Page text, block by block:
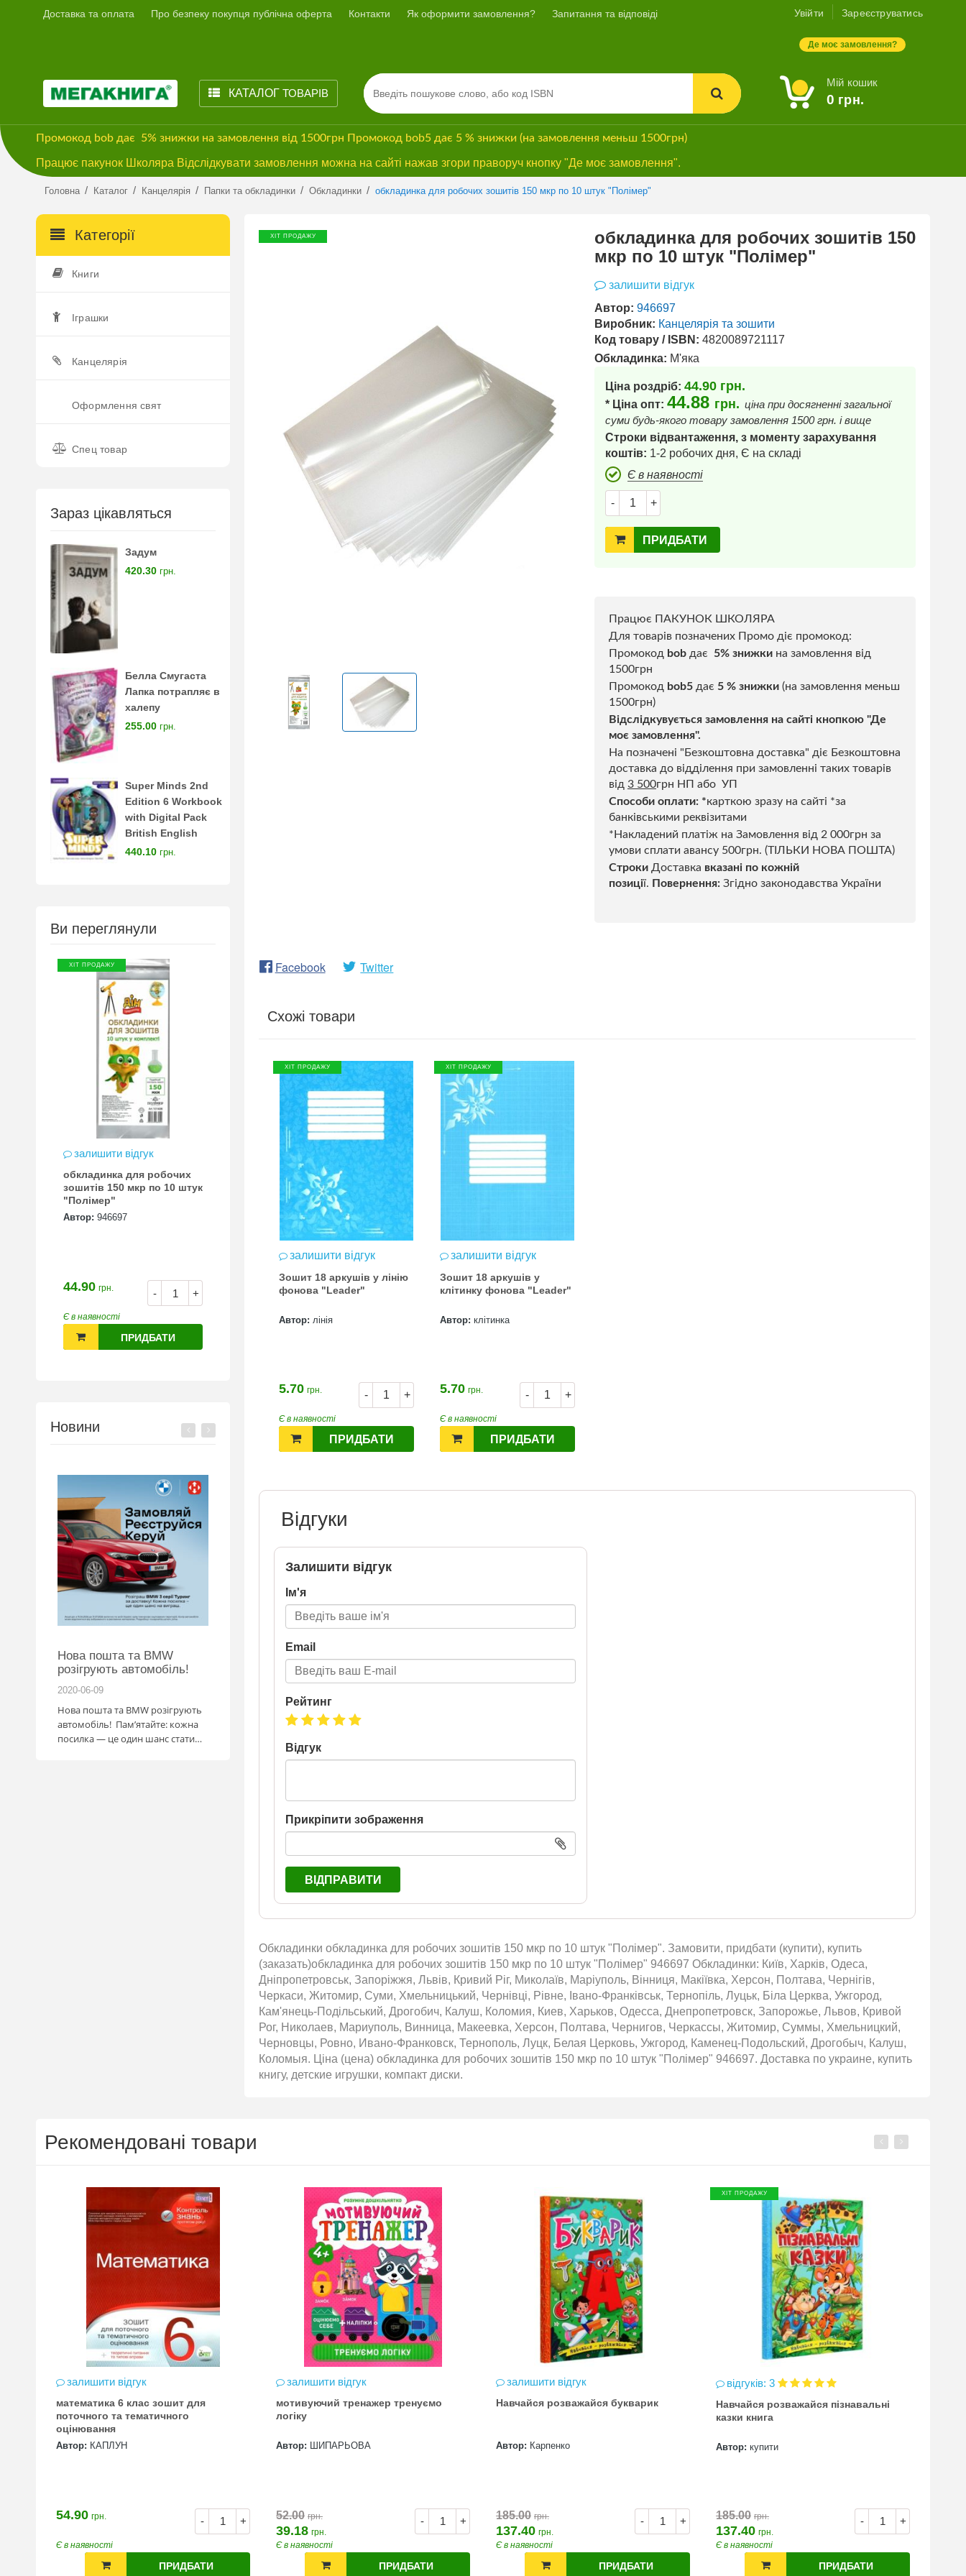
Доставка та оплата Про безпеку покупця публічна оферта Контакти Як оформити замовлення? Запитання та відповіді Увійти Зареєструватись
Де моє замовлення?
КАТАЛОГТОВАРІВ
Мій кошик
0 грн.
Промокод bob дає 5% знижки на замовлення від 1500грн Промокод bob5 дає 5 % знижки (на замовлення меньш 1500грн)
Працює пакунок Школяра Відслідкувати замовлення можна на сайті нажав згори праворуч кнопку "Де моє замовлення".
Головна / Каталог / Канцелярія / Папки та обкладинки / Обкладинки / обкладинка для робочих зошитів 150 мкр по 10 штук "Полімер"
Категорії
Книги
Іграшки
Канцелярія
Оформлення свят
Спец товар
Зараз цікавляться
Задум
420.30 грн.
Белла Смугаста
Лапка потрапляє в
халепу
255.00 грн.
Super Minds 2nd
Edition 6 Workbook
with Digital Pack
British English
440.10 грн.
Ви переглянули
ХІТ ПРОДАЖУ
залишити відгук
обкладинка для робочих
зошитів 150 мкр по 10 штук
"Полімер"
Автор: 946697
- +
44.90 грн.
Є в наявності
ПРИДБАТИ
Новини
Нова пошта та BMW
розігрують автомобіль!
2020-06-09
Нова пошта та BMW розігрують
автомобіль! Пам’ятайте: кожна
посилка — це один шанс стати
Підготовка до НМТ 2026
Previous
ХІТ ПРОДАЖУ ХІТ ПРОДАЖУ
Next
обкладинка для робочих зошитів 150
мкр по 10 штук "Полімер"
залишити відгук
Автор: 946697
Виробник: Канцелярія та зошити
Код товару / ISBN: 4820089721117
Обкладинка: М'яка
Ціна роздріб: 44.90 грн.
* Ціна опт: 44.88 грн. ціна при досягненні загальної
суми будь-якого товару замовлення 1500 грн. і вище
Строки відвантаження, з моменту зарахування
коштів: 1-2 робочих дня, Є на складі
Є в наявності
- +
ПРИДБАТИ
Працює ПАКУНОК ШКОЛЯРА
Для товарів позначених Промо діє промокод:
Промокод bob дає 5% знижки на замовлення від
1500грн
Промокод bob5 дає 5 % знижки (на замовлення меньш
1500грн)
Відслідкувується замовлення на сайті кнопкою "Де
моє замовлення".
На позначені "Безкоштовна доставка" діє Безкоштовна
доставка до відділення при замовленні таких товарів
від 3 500грн НП або УП
Способи оплати: *карткою зразу на сайті *за
банківськими реквізитами
*Накладений платіж на Замовлення від 2 000грн за
умови сплати авансу 500грн. (ТІЛЬКИ НОВА ПОШТА)
Строки Доставка вказані по кожній
позиції. Повернення: Згідно законодавства України
Facebook Twitter
Схожі товари
ХІТ ПРОДАЖУ
залишити відгук
Зошит 18 аркушів у лінію
фонова "Leader"
Автор: лінія
- +
5.70 грн.
Є в наявності
ПРИДБАТИ
ХІТ ПРОДАЖУ
залишити відгук
Зошит 18 аркушів у
клітинку фонова "Leader"
Автор: клітинка
- +
5.70 грн.
Є в наявності
ПРИДБАТИ
Відгуки
Залишити відгук
Ім'я
Email
Рейтинг
Відгук
Прикріпити зображення
ВІДПРАВИТИ
Обкладинки обкладинка для робочих зошитів 150 мкр по 10 штук "Полімер". Замовити, придбати (купити), купить
(заказать)обкладинка для робочих зошитів 150 мкр по 10 штук "Полімер" 946697 Обкладинки: Київ, Харків, Одеса,
Дніпропетровськ, Запоріжжя, Львів, Кривий Ріг, Миколаїв, Маріуполь, Вінниця, Макіївка, Херсон, Полтава, Чернігів,
Черкаси, Житомир, Суми, Хмельницький, Чернівці, Рівне, Івано-Франківськ, Тернопіль, Луцьк, Біла Церква, Ужгород,
Кам'янець-Подільський, Дрогобич, Калуш, Коломия, Киев, Харьков, Одесса, Днепропетровск, Запорожье, Львов, Кривой
Рог, Николаев, Мариуполь, Винница, Макеевка, Херсон, Полтава, Чернигов, Черкассы, Житомир, Суммы, Хмельницкий,
Черновцы, Ровно, Ивано-Франковск, Тернополь, Луцк, Белая Церковь, Ужгород, Каменец-Подольский, Дрогобыч, Калуш,
Коломыя. Ціна (цена) обкладинка для робочих зошитів 150 мкр по 10 штук "Полімер" 946697. Доставка по украине, купить
книгу, детские игрушки, компакт диски.
Рекомендовані товари
залишити відгук
математика 6 клас зошит для
поточного та тематичного
оцінювання
Автор: КАПЛУН
- +
54.90 грн.
Є в наявності
ПРИДБАТИ
залишити відгук
мотивуючий тренажер тренуємо
логіку
Автор: ШИПАРЬОВА
- +
52.00 грн.
39.18 грн.
Є в наявності
ПРИДБАТИ
залишити відгук
Навчайся розважайся букварик
Автор: Карпенко
- +
185.00 грн.
137.40 грн.
Є в наявності
ПРИДБАТИ
ХІТ ПРОДАЖУ
відгуків: 3
Навчайся розважайся пізнавальні
казки книга
Автор: купити
- +
185.00 грн.
137.40 грн.
Є в наявності
ПРИДБАТИ